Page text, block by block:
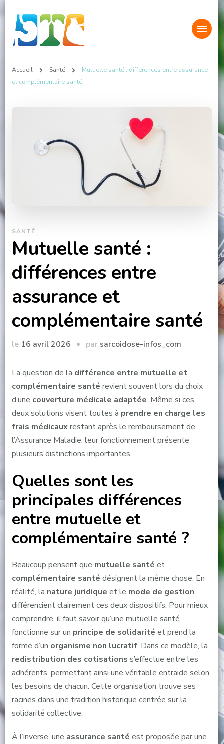
Sarcoidose Infos
Accueil Santé
Mutuelle santé : différences entre assurance
et complémentaire santé
SANTÉ
Mutuelle santé :
différences entre
assurance et
complémentaire santé
le 16 avril 2026 par sarcoidose-infos_com
La question de la différence entre mutuelle et
complémentaire santé revient souvent lors du choix
d’une couverture médicale adaptée. Même si ces
deux solutions visent toutes à prendre en charge les
frais médicauxrestant après le remboursement de
l’Assurance Maladie, leur fonctionnement présente
plusieurs distinctions importantes.
Quelles sont les
principales différences
entre mutuelle et
complémentaire santé ?
Beaucoup pensent que mutuelle santé et
complémentaire santé désignent la même chose. En
réalité, la nature juridique et le mode de gestion
différencient clairement ces deux dispositifs. Pour mieux
comprendre, il faut savoir qu’une mutuelle santé
fonctionne sur un principe de solidarité et prend la
forme d’un organisme non lucratif. Dans ce modèle, la
redistribution des cotisations s’effectue entre les
adhérents, permettant ainsi une véritable entraide selon
les besoins de chacun. Cette organisation trouve ses
racines dans une tradition historique centrée sur la
solidarité collective.
À l’inverse, une assurance santé est proposée par une